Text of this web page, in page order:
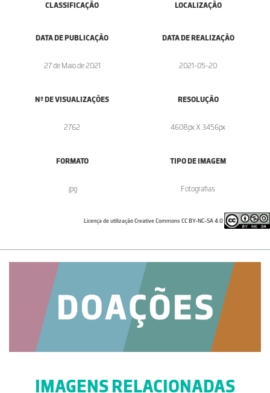
CLASSIFICAÇÃO LOCALIZAÇÃO
DATA DE PUBLICAÇÃO
27 de Maio de 2021
DATA DE REALIZAÇÃO
2021-05-20
Nº DE VISUALIZAÇÕES
2762
RESOLUÇÃO
4608px X 3456px
FORMATO
.jpg
TIPO DE IMAGEM
Fotografias
Licença de utilização Creative Commons CC BY-NC-SA 4.0
IMAGENS RELACIONADAS